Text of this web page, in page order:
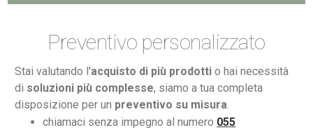
Preventivo personalizzato
Stai valutando l'acquisto di più prodotti o hai necessità
di soluzioni più complesse, siamo a tua completa
disposizione per un preventivo su misura.
chiamaci senza impegno al numero 055